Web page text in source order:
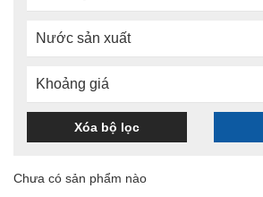
Nước sản xuất
Khoảng giá
Xóa bộ lọc
Chưa có sản phẩm nào